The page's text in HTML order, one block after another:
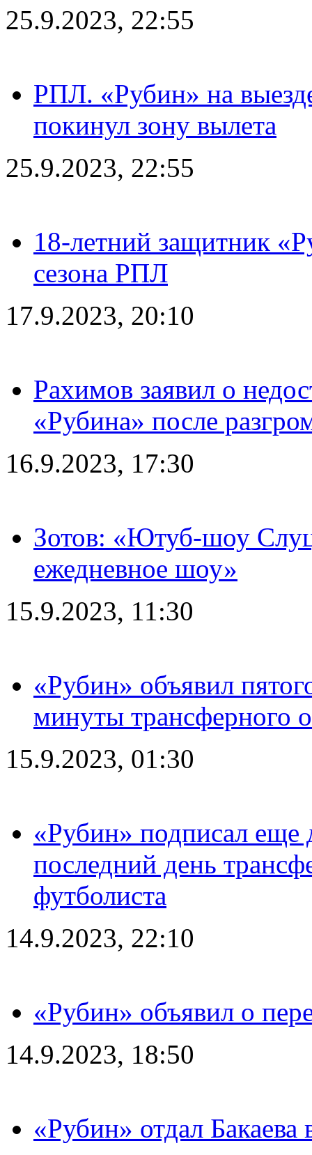
25.9.2023, 22:55
РПЛ. «Рубин» на
покинул зону вылета
25.9.2023, 22:55
18-летний защитник
сезона РПЛ
17.9.2023, 20:10
Рахимов заявил о
«Рубина» после
16.9.2023, 17:30
Зотов: «Ютуб-шоу
ежедневное шоу»
15.9.2023, 11:30
«Рубин» объявил
минуты трансферного
15.9.2023, 01:30
«Рубин» подписал еще
последний день
футболиста
14.9.2023, 22:10
«Рубин» объявил о
14.9.2023, 18:50
«Рубин» отдал